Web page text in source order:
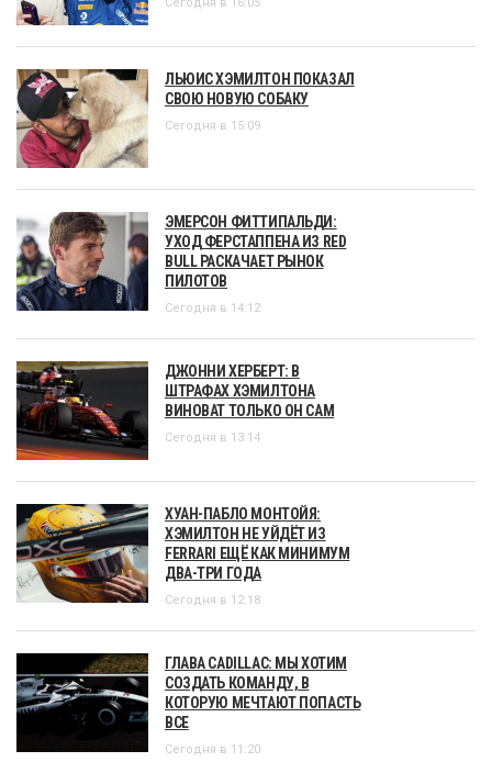
ЛЬЮИС ХЭМИЛТОН ПОКАЗАЛ
СВОЮ НОВУЮ СОБАКУ
Сегодня в 15:09
ЭМЕРСОН ФИТТИПАЛЬДИ:
УХОД ФЕРСТАППЕНА ИЗ RED
BULL РАСКАЧАЕТ РЫНОК
ПИЛОТОВ
Сегодня в 14:12
ДЖОННИ ХЕРБЕРТ: В
ШТРАФАХ ХЭМИЛТОНА
ВИНОВАТ ТОЛЬКО ОН САМ
Сегодня в 13:14
ХУАН-ПАБЛО МОНТОЙЯ:
ХЭМИЛТОН НЕ УЙДЁТ ИЗ
FERRARI ЕЩЁ КАК МИНИМУМ
ДВА-ТРИ ГОДА
Сегодня в 12:18
ГЛАВА CADILLAC: МЫ ХОТИМ
СОЗДАТЬ КОМАНДУ, В
КОТОРУЮ МЕЧТАЮТ ПОПАСТЬ
ВСЕ
Сегодня в 11:20